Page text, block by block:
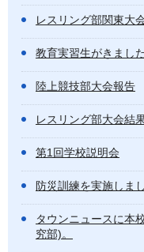
レスリング部関東大
教育実習生がきまし
陸上競技部大会報告
レスリング部大会結
第1回学校説明会
防災訓練を実施しまし
タウンニュースに本
究部)。